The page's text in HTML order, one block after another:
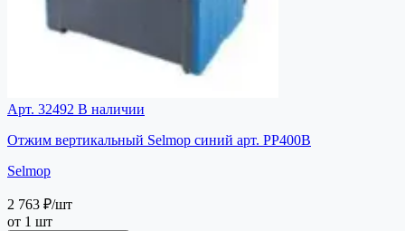
Арт. 32492 В наличии
Отжим вертикальный Selmop синий арт. PP400B
Selmop
2 763 ₽/шт
от 1 шт